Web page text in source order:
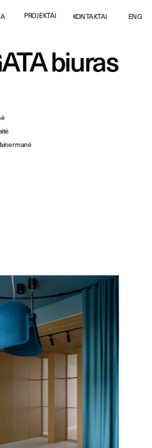
PROJEKTAI ENG
KONTAKTAI
biuras